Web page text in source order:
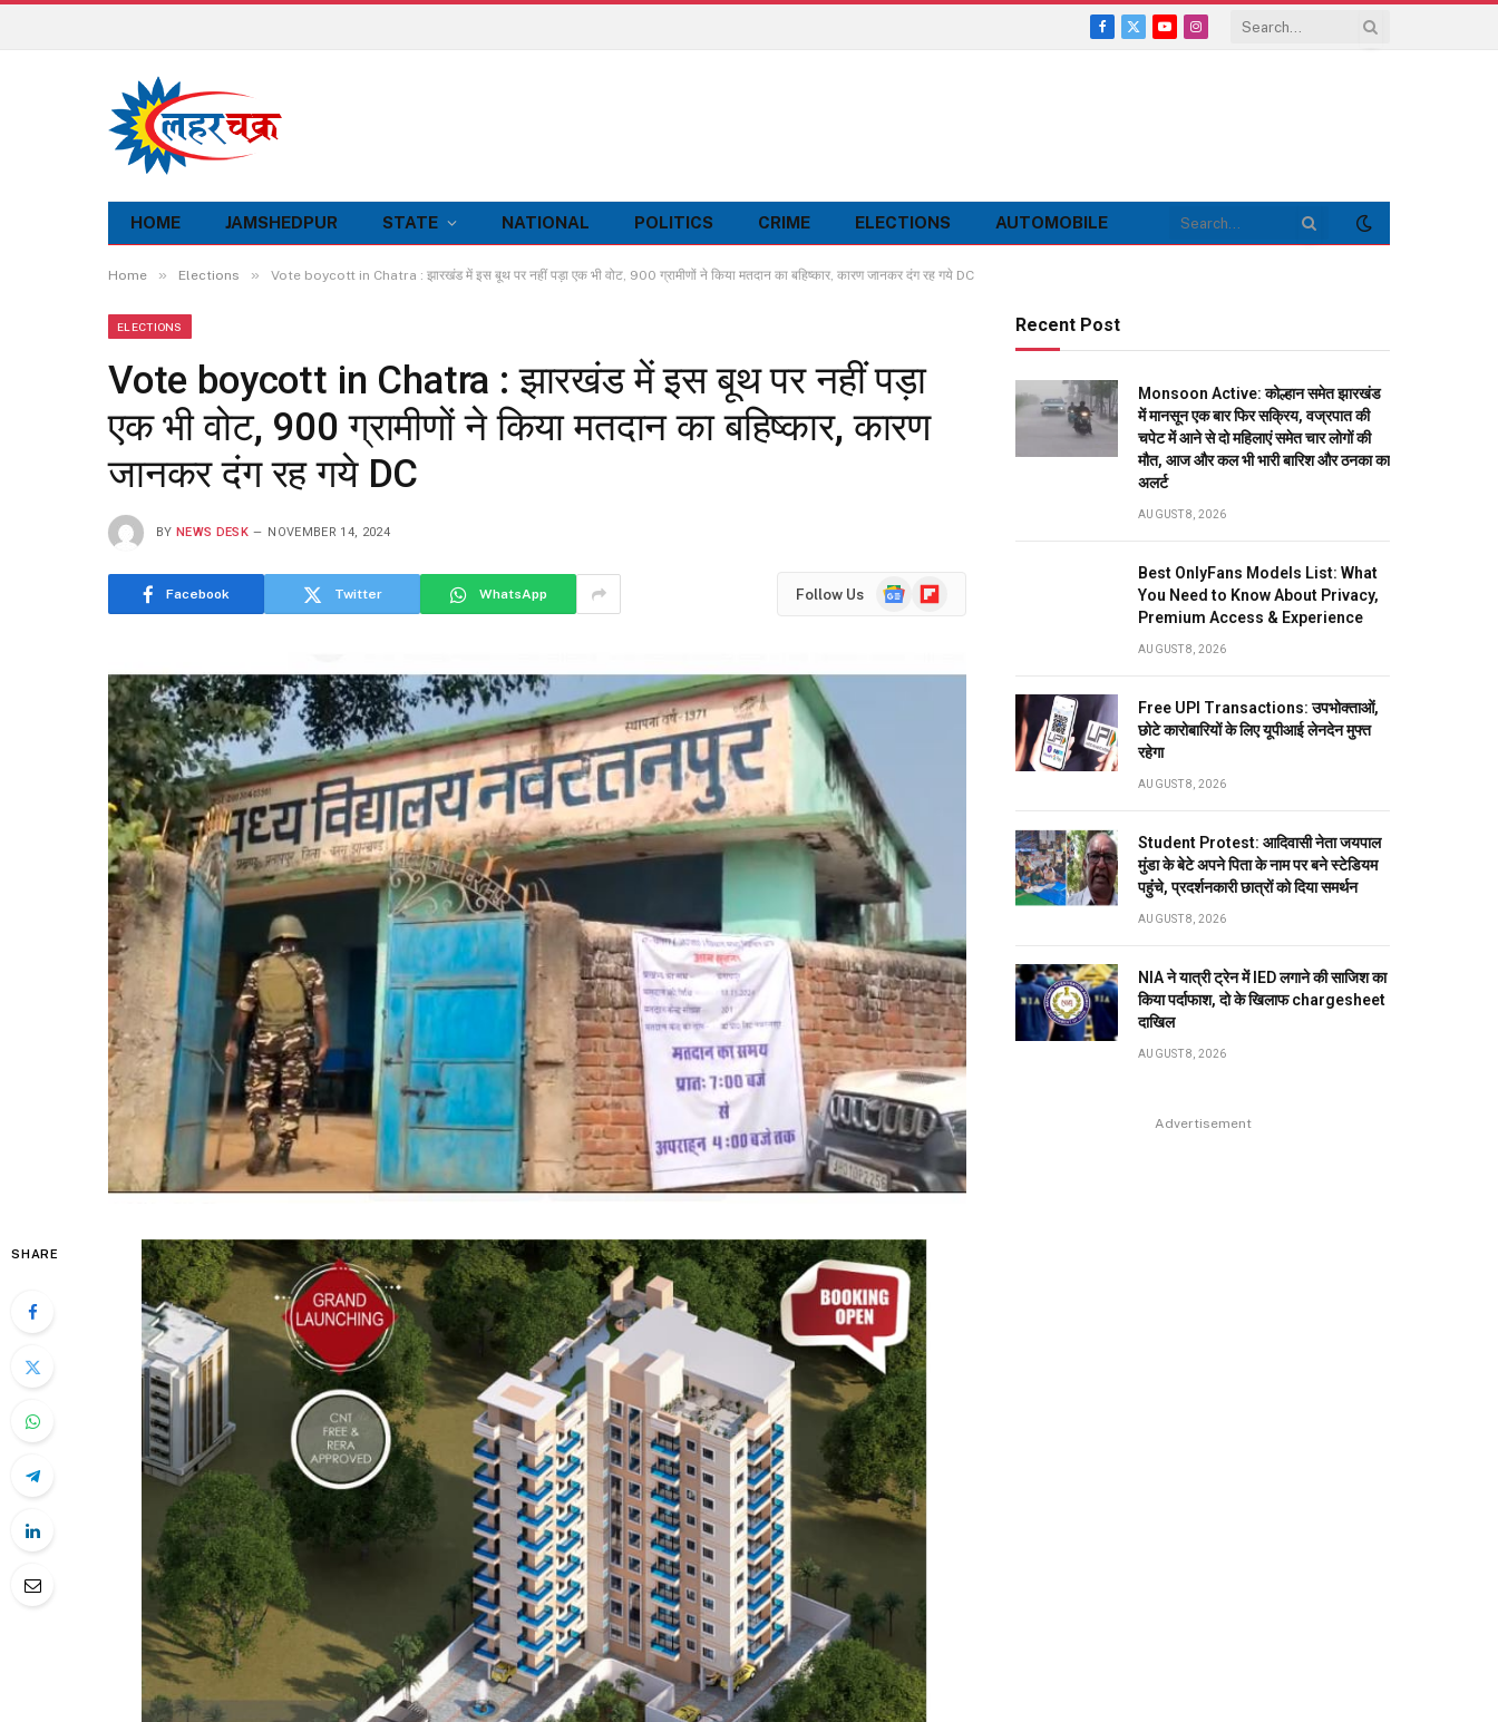
Facebook
X
YouTubeInstagram
HOME JAMSHEDPUR STATE NATIONAL POLITICS CRIME ELECTIONS AUTOMOBILE
Home » Elections » Vote boycott in Chatra : झारखंड में इस बूथ पर नहीं पड़ा एक भी वोट, 900 ग्रामीणों ने किया मतदान का बहिष्कार, कारण जानकर दंग रह गये DC
ELECTIONS
Vote boycott in Chatra : झारखंड में इस बूथ पर नहीं पड़ा
एक भी वोट, 900 ग्रामीणों ने किया मतदान का बहिष्कार, कारण
जानकर दंग रह गये DC
BY NEWS DESK NOVEMBER 14, 2024
Facebook Twitter WhatsApp Follow Us
GoogleFlipboard
SHARE
Recent Post
Monsoon Active: कोल्हान समेत झारखंड
में मानसून एक बार फिर सक्रिय, वज्रपात की
चपेट में आने से दो महिलाएं समेत चार लोगों की
मौत, आज और कल भी भारी बारिश और ठनका का
अलर्ट
AUGUST 8, 2026
Best OnlyFans Models List: What
You Need to Know About Privacy,
Premium Access & Experience
AUGUST 8, 2026
Free UPI Transactions: उपभोक्ताओं,
छोटे कारोबारियों के लिए यूपीआई लेनदेन मुफ्त
रहेगा
AUGUST 8, 2026
Student Protest: आदिवासी नेता जयपाल
मुंडा के बेटे अपने पिता के नाम पर बने स्टेडियम
पहुंंचे, प्रदर्शनकारी छात्रों को दिया समर्थन
AUGUST 8, 2026
NIA ने यात्री ट्रेन में IED लगाने की साजिश का
किया पर्दाफाश, दो के खिलाफ chargesheet
दाखिल
AUGUST 8, 2026
Advertisement